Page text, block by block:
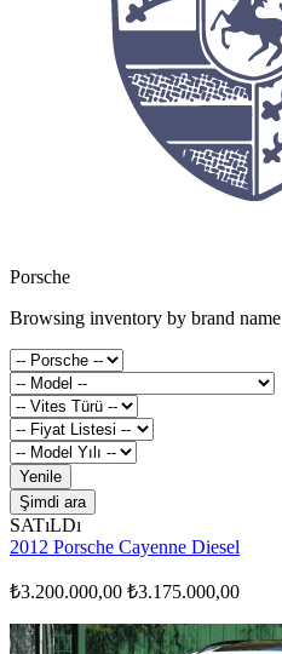
Porsche
Browsing inventory by brand name
Yenile
Şimdi ara
SATıLDı
2012 Porsche Cayenne Diesel
₺3.200.000,00 ₺3.175.000,00